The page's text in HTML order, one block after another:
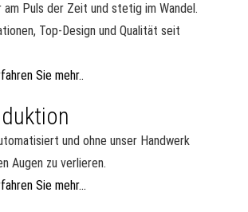
am Puls der Zeit und stetig im Wandel.
Top-Design und Qualität seit
Sie mehr..
und ohne unser Handwerk
Augen zu verlieren.
Sie mehr...